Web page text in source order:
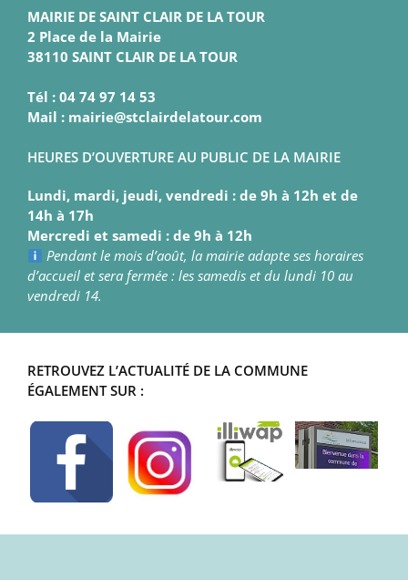
MAIRIE DE SAINT CLAIR DE LA TOUR
2 Place de la Mairie
38110 SAINT CLAIR DE LA TOUR
Tél : 04 74 97 14 53
Mail : mairie@stclairdelatour.com
HEURES D’OUVERTURE AU PUBLIC DE LA MAIRIE
Lundi, mardi, jeudi, vendredi : de 9h à 12h et de
14h à 17h
Mercredi et samedi : de 9h à 12h
Pendant le mois d’août, la mairie adapte ses horaires
d’accueil et sera fermée : les samedis et du lundi 10 au
vendredi 14.
RETROUVEZ L’ACTUALITÉ DE LA COMMUNE
ÉGALEMENT SUR :